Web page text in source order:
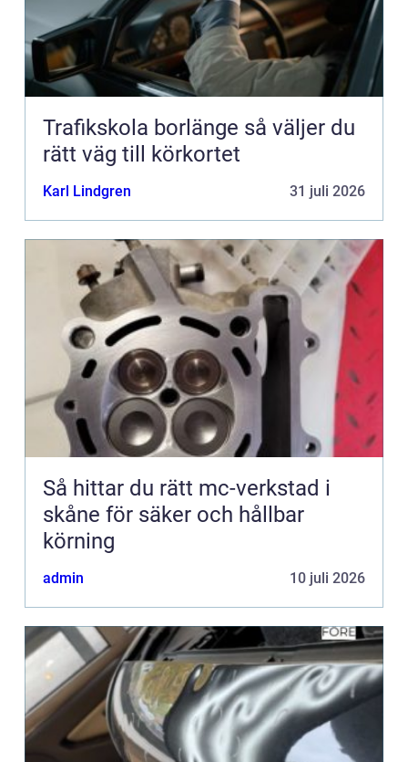
Trafikskola borlänge så väljer du
rätt väg till körkortet
Karl Lindgren 31 juli 2026
Så hittar du rätt mc-verkstad i
skåne för säker och hållbar
körning
admin 10 juli 2026